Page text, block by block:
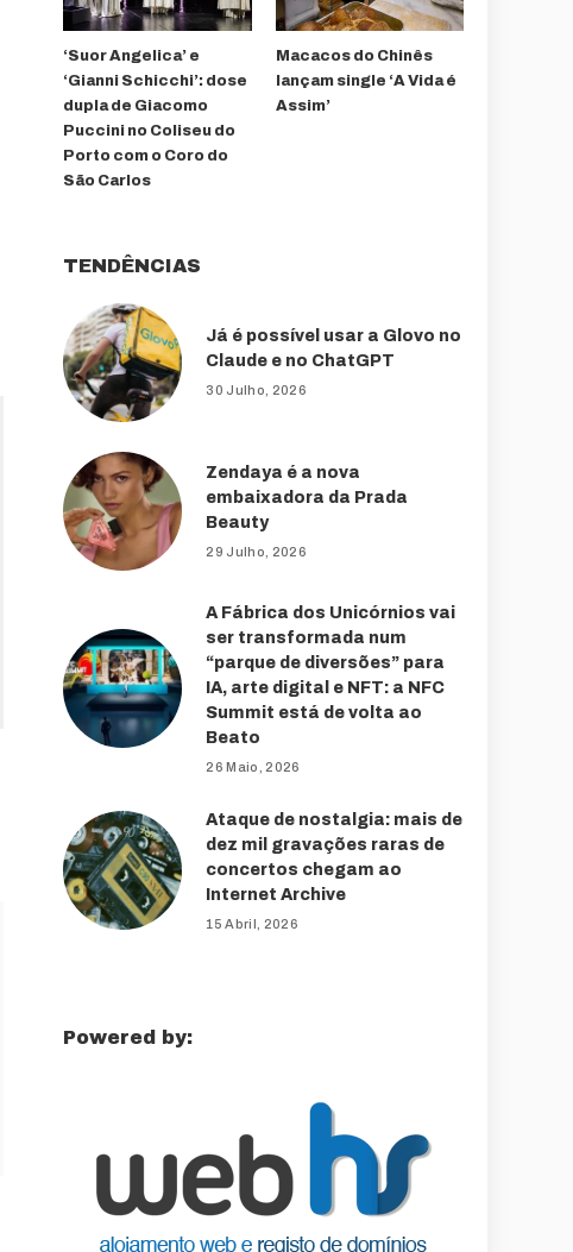
‘Suor Angelica’ e
‘Gianni Schicchi’: dose
dupla de Giacomo
Puccini no Coliseu do
Porto com o Coro do
São Carlos
Macacos do Chinês
lançam single ‘A Vida é
Assim’
TENDÊNCIAS
Já é possível usar a Glovo no
Claude e no ChatGPT
30 Julho, 2026
Zendaya é a nova
embaixadora da Prada
Beauty
29 Julho, 2026
A Fábrica dos Unicórnios vai
ser transformada num
“parque de diversões” para
IA, arte digital e NFT: a NFC
Summit está de volta ao
Beato
26 Maio, 2026
Ataque de nostalgia: mais de
dez mil gravações raras de
concertos chegam ao
Internet Archive
15 Abril, 2026
Powered by: